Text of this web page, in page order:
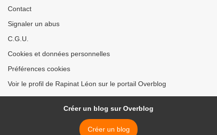
Contact
Signaler un abus
C.G.U.
Cookies et données personnelles
Préférences cookies
Voir le profil de Rapinat Léon sur le portail Overblog
Créer un blog sur Overblog
Créer un blog